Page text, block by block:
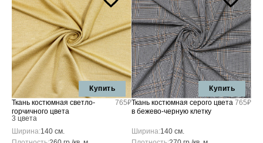
Купить
Ткань костюмная светло-
горчичного цвета
3 цвета
765₽
Ширина:140 см.
Купить
Ткань костюмная серого цвета
в бежево-черную клетку
765₽
Ширина:140 см.